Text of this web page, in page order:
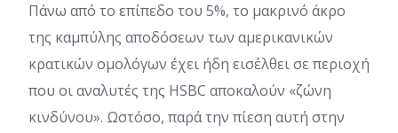
Πάνω από το επίπεδο του 5%, το μακρινό άκρο
της καμπύλης αποδόσεων των αμερικανικών
κρατικών ομολόγων έχει ήδη εισέλθει σε περιοχή
που οι αναλυτές της HSBC αποκαλούν «ζώνη
κινδύνου». Ωστόσο, παρά την πίεση αυτή στην